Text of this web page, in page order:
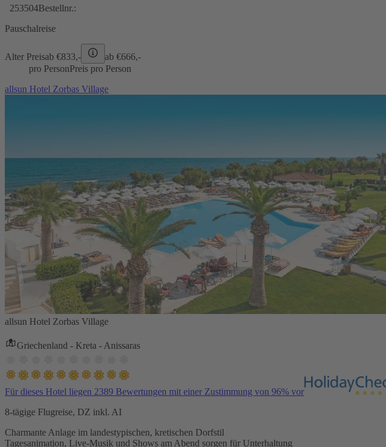
253504Bestellnr.:
Pauschalreise
Alter Preisab €833,- ab €666,-
pro PersonPreis pro Person
allsun Hotel Zorbas Village
allsun Hotel Zorbas Village
Griechenland - Kreta - Anissaras
Für dieses Hotel liegen 2389 Bewertungen mit einer Zustimmung von 96% vor
8-tägige Flugreise, DZ inkl. AI
Charmante Anlage im landestypischen, kretischen Dorfstil
Tagesanimation, Live-Musik und Shows am Abend sorgen für Unterhaltung